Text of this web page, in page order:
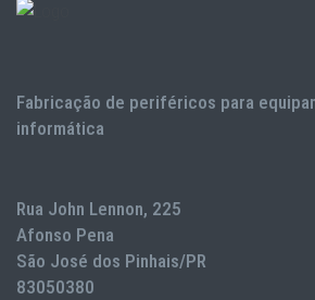
Fabricação de periféricos para
informática
Rua John Lennon, 225
Afonso Pena
São José dos Pinhais/PR
83050380